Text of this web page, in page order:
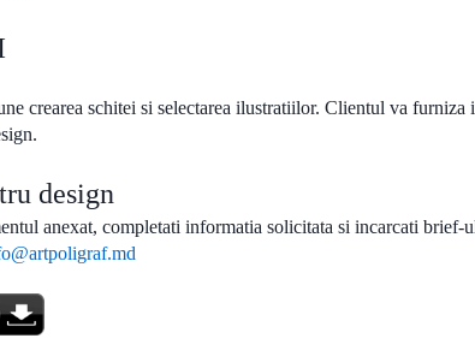
crearea schitei si selectarea ilustratiilor. Clientul va
design
anexat, completati informatia solicitata si incarcati brief-